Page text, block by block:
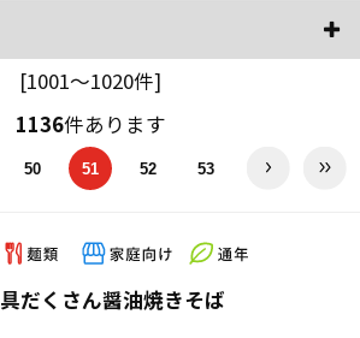
[1001～1020件]
1136件あります
50 51 52 53
具だくさん醤油焼きそば